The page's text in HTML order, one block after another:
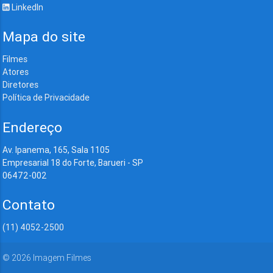
LinkedIn
Mapa do site
Filmes
Atores
Diretores
Política de Privacidade
Endereço
Av. Ipanema, 165, Sala 1105
Empresarial 18 do Forte, Barueri - SP
06472-002
Contato
(11) 4052-2500
© 2026 Imagem Filmes